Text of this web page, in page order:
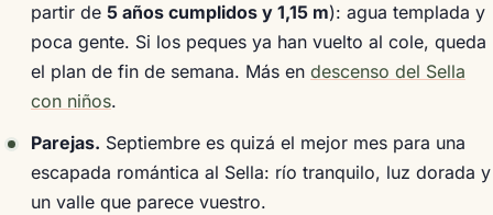
partir de 5 años cumplidos y 1,15 m): agua templada y
poca gente. Si los peques ya han vuelto al cole, queda
el plan de fin de semana. Más en descenso del Sella
con niños.
Parejas. Septiembre es quizá el mejor mes para una
escapada romántica al Sella: río tranquilo, luz dorada y
un valle que parece vuestro.